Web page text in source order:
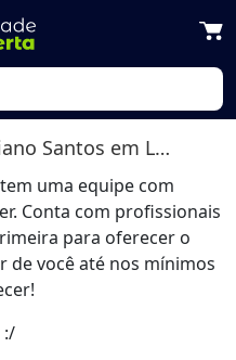
Santos em Londrina
uma equipe com
Conta com profissionais
para oferecer o
de você até nos mínimos
:/